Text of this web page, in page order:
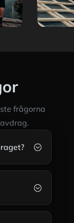
frågorna
;
;